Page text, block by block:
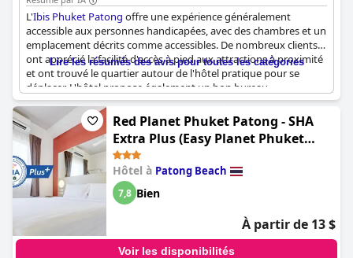
L'Ibis Phuket Patong offre une expérience généralement
accessible aux personnes handicapées, avec des chambres et un
emplacement décrits comme accessibles. De nombreux clients
ont apprécié la facilité d'accès à pied aux attractions à proximité
et ont trouvé le quartier autour de l'hôtel pratique pour se
déplacer. L'hôtel propose également un bon bureau
d'excursions et assure un environnement sûr, ce qui le rend idéal
pour la quarantaine et une expérience de "sandbox" parfaite
pour les visiteurs. Cependant, il est important de noter que,
malgré ces aspects positifs, l'hôtel et la piscine ne sont pas
accessibles aux fauteuils roulants, ce qui peut poser des
problèmes à certains clients.
Lire les résumés des avis pour toutes les catégories
Red Planet Phuket Patong - SHA
Extra Plus (Easy Planet Phuket
Patong)
Hôtel à Patong Beach
7,8 Bien
À partir de 13 $
Voir les disponibilités